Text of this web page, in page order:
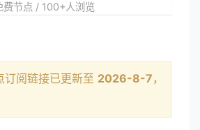
费节点 / 100+人浏览
订阅链接已更新至 2026-8-7 ，